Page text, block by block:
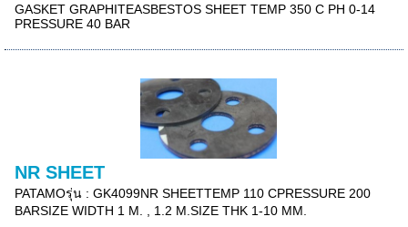
GASKET GRAPHITEASBESTOS SHEET TEMP 350 C PH 0-14
PRESSURE 40 BAR
NR SHEET
PATAMOรุ่น : GK4099NR SHEETTEMP 110 CPRESSURE 200
BARSIZE WIDTH 1 M. , 1.2 M.SIZE THK 1-10 MM.